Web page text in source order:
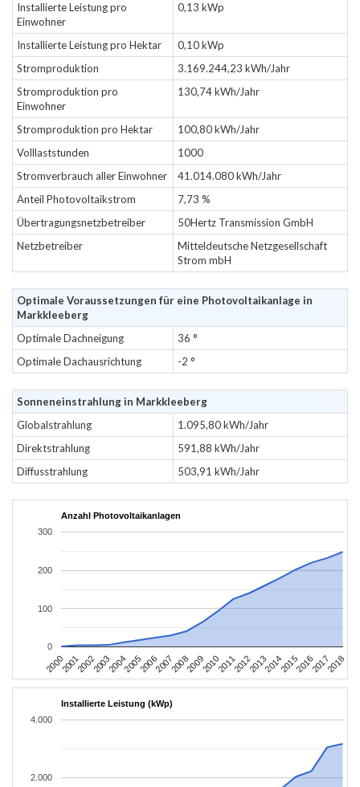
Installierte Leistung pro
Einwohner
0,13 kWp
Installierte Leistung pro Hektar
0,10 kWp
Stromproduktion
3.169.244,23 kWh/Jahr
Stromproduktion pro
Einwohner
130,74 kWh/Jahr
Stromproduktion pro Hektar
100,80 kWh/Jahr
Volllaststunden
1000
Stromverbrauch aller Einwohner
41.014.080 kWh/Jahr
Anteil Photovoltaikstrom
7,73 %
Übertragungsnetzbetreiber
50Hertz Transmission GmbH
Netzbetreiber
Mitteldeutsche Netzgesellschaft
Strom mbH
Optimale Voraussetzungen für eine Photovoltaikanlage in
Markkleeberg
Optimale Dachneigung
36 °
Optimale Dachausrichtung
-2 °
Sonneneinstrahlung in Markkleeberg
Globalstrahlung
1.095,80 kWh/Jahr
Direktstrahlung
591,88 kWh/Jahr
Diffusstrahlung
503,91 kWh/Jahr
Anzahl Photovoltaikanlagen
2000200120022003200420052006200720082009201020112012201320142015201620172018
0
100
200
300
Installierte Leistung (kWp)
2.000
4.000